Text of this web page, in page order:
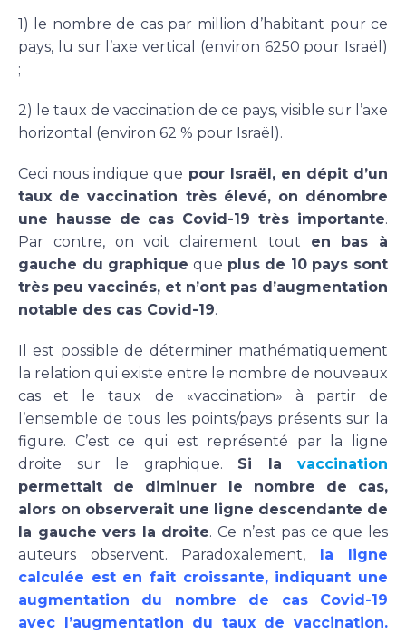
1) le nombre de cas par million d’habitant pour ce
pays, lu sur l’axe vertical (environ 6250 pour Israël)
;
2) le taux de vaccination de ce pays, visible sur l’axe
horizontal (environ 62 % pour Israël).
Ceci nous indique que pour Israël, en dépit d’un
taux de vaccination très élevé, on dénombre
une hausse de cas Covid-19 très importante.
Par contre, on voit clairement tout en bas à
gauche du graphique que plus de 10 pays sont
très peu vaccinés, et n’ont pas d’augmentation
notable des cas Covid-19.
Il est possible de déterminer mathématiquement
la relation qui existe entre le nombre de nouveaux
cas et le taux de «vaccination» à partir de
l’ensemble de tous les points/pays présents sur la
figure. C’est ce qui est représenté par la ligne
droite sur le graphique. Si la vaccination
permettait de diminuer le nombre de cas,
alors on observerait une ligne descendante de
la gauche vers la droite. Ce n’est pas ce que les
auteurs observent. Paradoxalement, la ligne
calculée est en fait croissante, indiquant une
augmentation du nombre de cas Covid-19
avec l’augmentation du taux de vaccination.